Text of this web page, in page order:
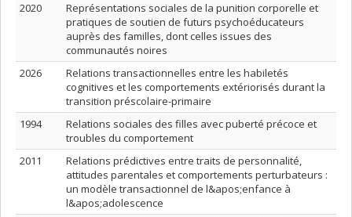
2020
Représentations sociales de la punition corporelle et
pratiques de soutien de futurs psychoéducateurs
auprès des familles, dont celles issues des
communautés noires
2026
Relations transactionnelles entre les habiletés
cognitives et les comportements extériorisés durant la
transition préscolaire-primaire
1994
Relations sociales des filles avec puberté précoce et
troubles du comportement
2011
Relations prédictives entre traits de personnalité,
attitudes parentales et comportements perturbateurs :
un modèle transactionnel de l&apos;enfance à
l&apos;adolescence